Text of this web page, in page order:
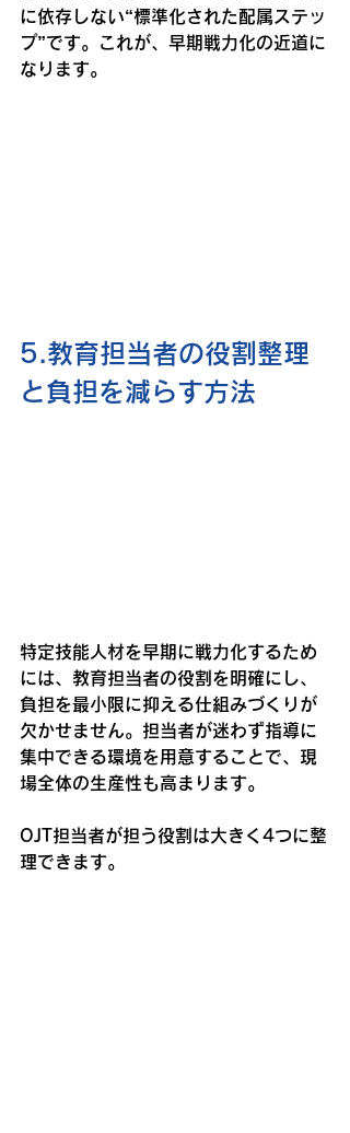
に依存しない“標準化された配属ステッ
プ”です。これが、早期戦力化の近道に
なります。
5.教育担当者の役割整理
と負担を減らす方法
特定技能人材を早期に戦力化するため
には、教育担当者の役割を明確にし、
負担を最小限に抑える仕組みづくりが
欠かせません。担当者が迷わず指導に
集中できる環境を用意することで、現
場全体の生産性も高まります。
OJT担当者が担う役割は大きく4つに整
理できます。